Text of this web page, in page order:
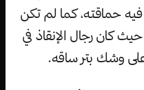
حماقته، كما لم تكن
كان رجال الإنقاذ في
وشك بتر ساقه.